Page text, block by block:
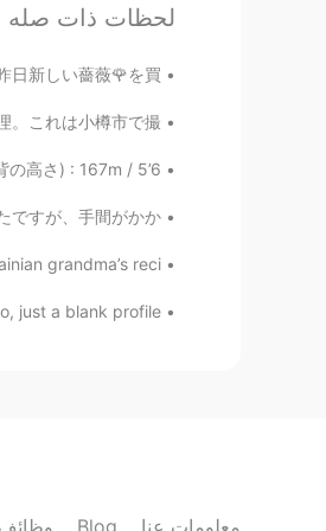
Shizuko
Justin
@Shizuko
猫、so
is OK too😊
Shizuko
@Mari
さい！🤗
لحظات ذات صله
。✌ちなみに、昨日新しい薔薇🌹を買...
。これは小樽市で撮...
さ) : 167m / 5’6 •...
） 美味しかったですが、手間がかか...
grandma’s reci...
just a blank profile...
وظائف Blog معلومات عنا